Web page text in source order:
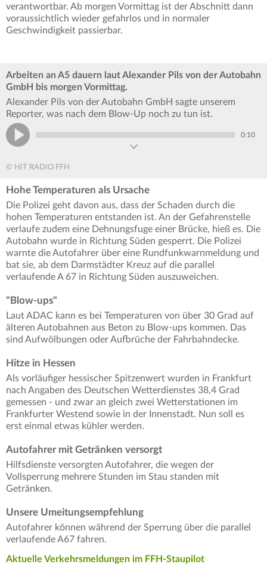
verantwortbar. Ab morgen Vormittag ist der Abschnitt dann
voraussichtlich wieder gefahrlos und in normaler
Geschwindigkeit passierbar.
Arbeiten an A5 dauern laut Alexander Pils von der Autobahn
GmbH bis morgen Vormittag.
Alexander Pils von der Autobahn GmbH sagte unserem
Reporter, was nach dem Blow-Up noch zu tun ist.
0:10
© HIT RADIO FFH
Hohe Temperaturen als Ursache
Die Polizei geht davon aus, dass der Schaden durch die
hohen Temperaturen entstanden ist. An der Gefahrenstelle
verlaufe zudem eine Dehnungsfuge einer Brücke, hieß es. Die
Autobahn wurde in Richtung Süden gesperrt. Die Polizei
warnte die Autofahrer über eine Rundfunkwarnmeldung und
bat sie, ab dem Darmstädter Kreuz auf die parallel
verlaufende A 67 in Richtung Süden auszuweichen.
"Blow-ups"
Laut ADAC kann es bei Temperaturen von über 30 Grad auf
älteren Autobahnen aus Beton zu Blow-ups kommen. Das
sind Aufwölbungen oder Aufbrüche der Fahrbahndecke.
Hitze in Hessen
Als vorläufiger hessischer Spitzenwert wurden in Frankfurt
nach Angaben des Deutschen Wetterdienstes 38,4 Grad
gemessen - und zwar an gleich zwei Wetterstationen im
Frankfurter Westend sowie in der Innenstadt. Nun soll es
erst einmal etwas kühler werden.
Autofahrer mit Getränken versorgt
Hilfsdienste versorgten Autofahrer, die wegen der
Vollsperrung mehrere Stunden im Stau standen mit
Getränken.
Unsere Umeitungsempfehlung
Autofahrer können während der Sperrung über die parallel
verlaufende A67 fahren.
Aktuelle Verkehrsmeldungen im FFH-Staupilot